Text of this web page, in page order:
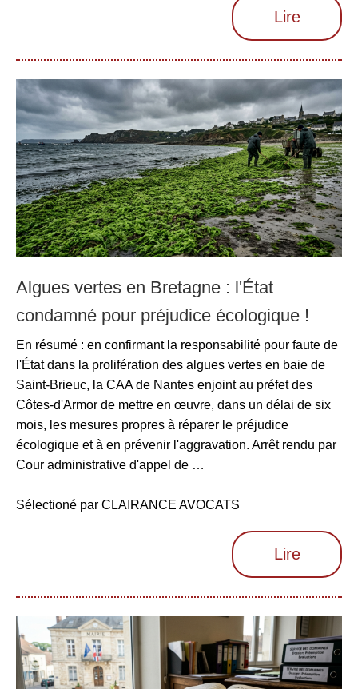
Lire
Algues vertes en Bretagne : l'État
condamné pour préjudice écologique !
En résumé : en confirmant la responsabilité pour faute de
l'État dans la prolifération des algues vertes en baie de
Saint-Brieuc, la CAA de Nantes enjoint au préfet des
Côtes-d'Armor de mettre en œuvre, dans un délai de six
mois, les mesures propres à réparer le préjudice
écologique et à en prévenir l'aggravation. Arrêt rendu par
Cour administrative d'appel de …
Sélectioné par CLAIRANCE AVOCATS
Lire